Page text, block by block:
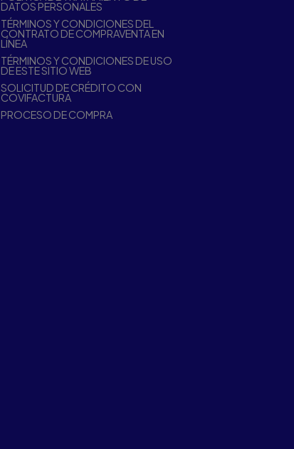
DATOS PERSONALES
TÉRMINOS Y CONDICIONES DEL
CONTRATO DE COMPRAVENTA EN
LÍNEA
TÉRMINOS Y CONDICIONES DE USO
DE ESTE SITIO WEB
SOLICITUD DE CRÉDITO CON
COVIFACTURA
PROCESO DE COMPRA